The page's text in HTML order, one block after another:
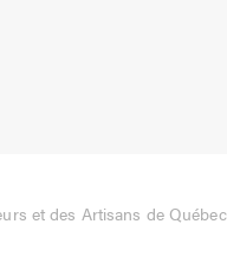
et des Artisans de